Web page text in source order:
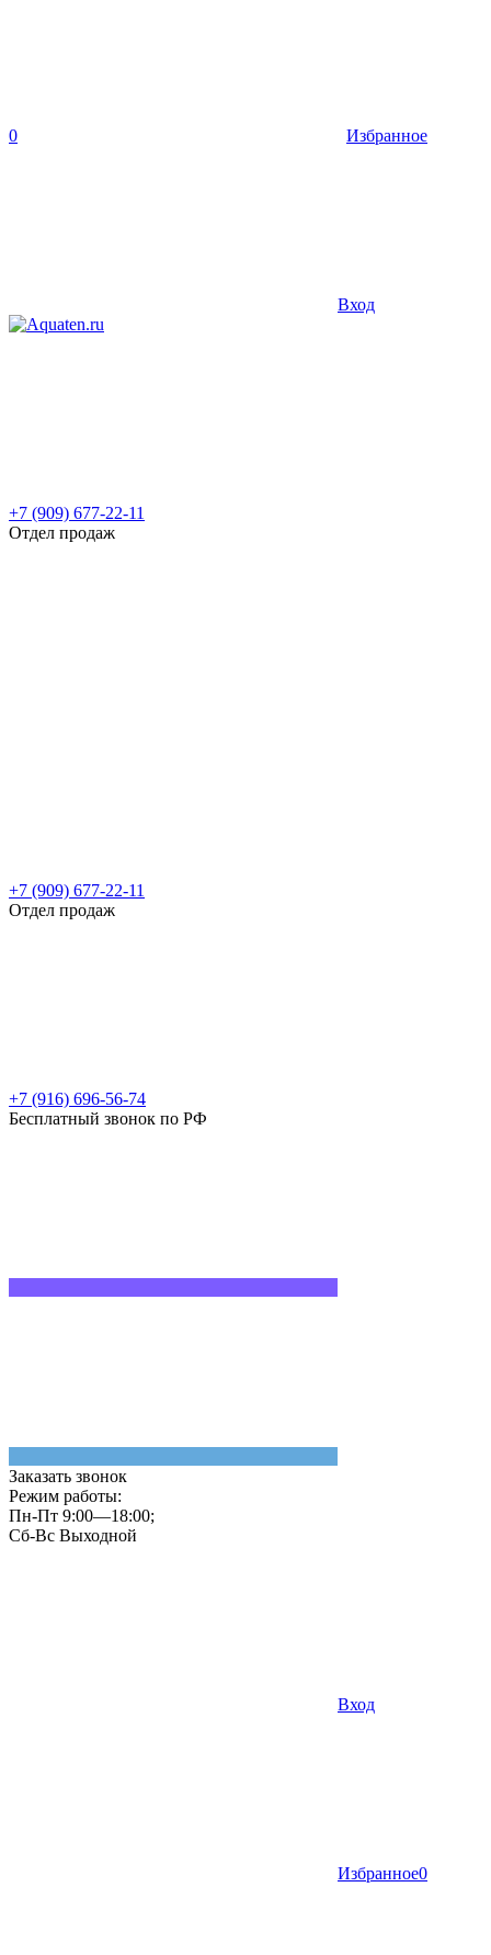
0 Избранное
Вход
+7 (909) 677-22-11
Отдел продаж
+7 (909) 677-22-11
Отдел продаж
+7 (916) 696-56-74
Бесплатный звонок по РФ
Заказать звонок
Режим работы:
Пн-Пт 9:00—18:00;
Сб-Вс Выходной
Вход
Избранное0